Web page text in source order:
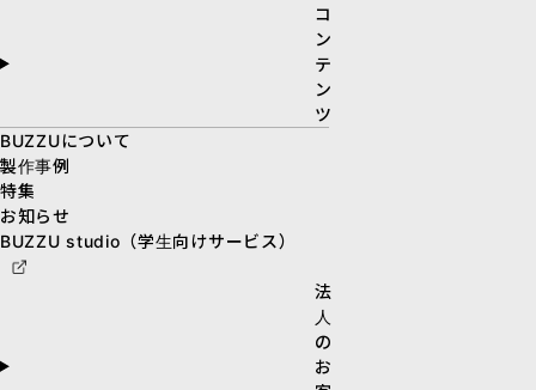
コ
ン
テ
ン
ツ
BUZZUについて
製作事例
特集
お知らせ
BUZZU studio（学生向けサービス）
法
人
の
お